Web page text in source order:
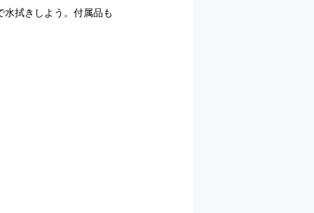
拭きしよう。付属品も